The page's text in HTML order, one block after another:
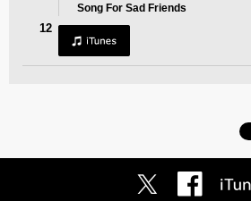
12
Song For Sad Friends